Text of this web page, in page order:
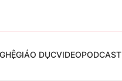
GIÁO DỤCVIDEOPODCAST